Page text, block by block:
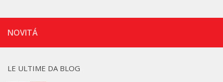
NOVITÁ
LE ULTIME DA BLOG